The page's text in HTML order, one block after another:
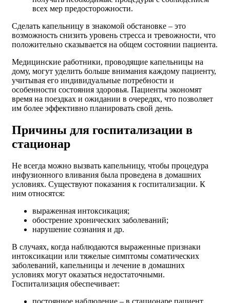
всех мер предосторожности.
Сделать капельницу в знакомой обстановке – это
возможность снизить уровень стресса и тревожности, что
положительно сказывается на общем состоянии пациента.
Медицинские работники, проводящие капельницы на
дому, могут уделить больше внимания каждому пациенту,
учитывая его индивидуальные потребности и
особенности состояния здоровья. Пациенты экономят
время на поездках и ожидании в очередях, что позволяет
им более эффективно планировать свой день.
Причины для госпитализации в
стационар
Не всегда можно вызвать капельницу, чтобы процедура
инфузионного вливания была проведена в домашних
условиях. Существуют показания к госпитализации. К
ним относятся:
выраженная интоксикация;
обострение хронических заболеваний;
нарушение сознания и др.
В случаях, когда наблюдаются выраженные признаки
интоксикации или тяжелые симптомы соматических
заболеваний, капельницы и лечение в домашних
условиях могут оказаться недостаточными.
Госпитализация обеспечивает:
постоянное наблюдение – в стационаре пациент